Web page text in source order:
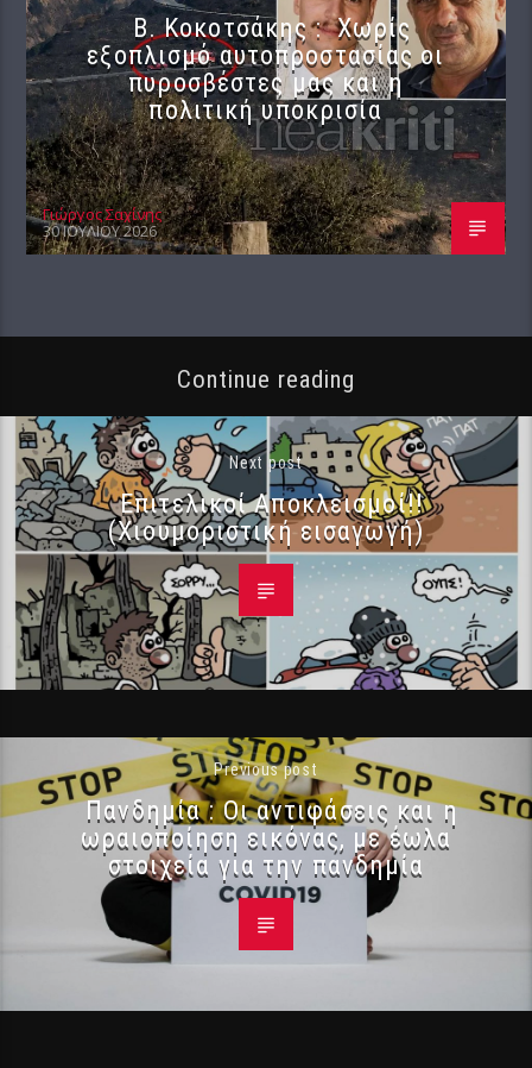
Β. Κοκοτσάκης : Χωρίς
εξοπλισμό αυτοπροστασίας οι
πυροσβέστες μας και η
πολιτική υποκρισία
Γιώργος Σαχίνης
30 ΙΟΥΛΊΟΥ 2026
Continue reading
Next post
Επιτελικοί Αποκλεισμοί!!
(Χιουμοριστική εισαγωγή)
Previous post
Πανδημία : Οι αντιφάσεις και η
ωραιοποίηση εικόνας, με έωλα
στοιχεία για την πανδημία